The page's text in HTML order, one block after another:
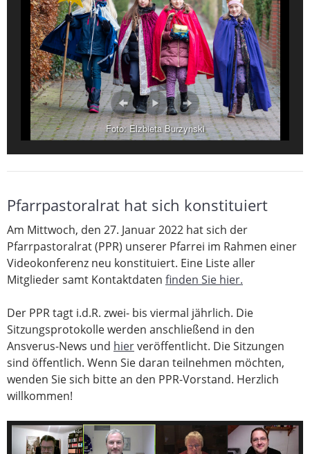
Foto: Elzbieta Burzynski
Pfarrpastoralrat hat sich konstituiert
Am Mittwoch, den 27. Januar 2022 hat sich der
Pfarrpastoralrat (PPR) unserer Pfarrei im Rahmen einer
Videokonferenz neu konstituiert. Eine Liste aller
Mitglieder samt Kontaktdaten finden Sie hier.
Der PPR tagt i.d.R. zwei- bis viermal jährlich. Die
Sitzungsprotokolle werden anschließend in den
Ansverus-News und hierveröffentlicht. Die Sitzungen
sind öffentlich. Wenn Sie daran teilnehmen möchten,
wenden Sie sich bitte an den PPR-Vorstand. Herzlich
willkommen!